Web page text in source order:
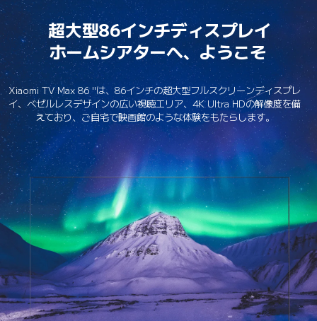
ホームシアターへ、ようこそ
Xiaomi TV Max 86 "は、86インチの超大型フルスクリーンディスプレ
イ、ベゼルレスデザインの広い視聴エリア、4K Ultra HDの解像度を備
えており、ご自宅で映画館のような体験をもたらします。